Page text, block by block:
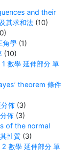
and their
其求和法 (10)
角學 (1)
(10)
數學 延伸部分 單
theorem 條件
佈 (3)
佈 (3)
of the normal
性質 (3)
數學 延伸部分 單